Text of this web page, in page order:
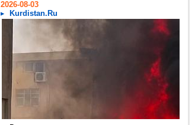
2026-08-03
Kurdistan.Ru